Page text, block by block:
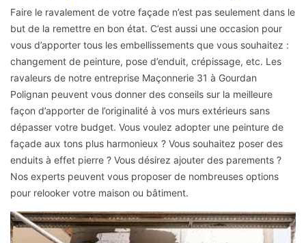
Faire le ravalement de votre façade n’est pas seulement dans le
but de la remettre en bon état. C’est aussi une occasion pour
vous d’apporter tous les embellissements que vous souhaitez :
changement de peinture, pose d’enduit, crépissage, etc. Les
ravaleurs de notre entreprise Maçonnerie 31 à Gourdan
Polignan peuvent vous donner des conseils sur la meilleure
façon d’apporter de l’originalité à vos murs extérieurs sans
dépasser votre budget. Vous voulez adopter une peinture de
façade aux tons plus harmonieux ? Vous souhaitez poser des
enduits à effet pierre ? Vous désirez ajouter des parements ?
Nos experts peuvent vous proposer de nombreuses options
pour relooker votre maison ou bâtiment.